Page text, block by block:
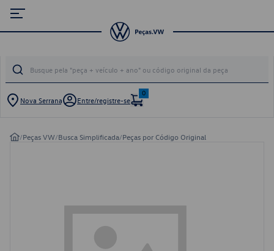
Nova Serrana Entre/registre-se
0
/Peças VW/Busca Simplificada/Peças por Código Original